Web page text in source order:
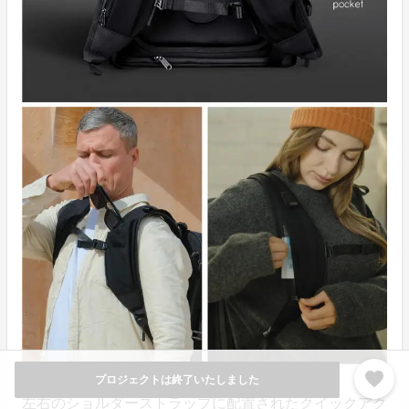
プロジェクトは終了いたしました favorite
左右のショルダーストラップに配置されたクイックアク